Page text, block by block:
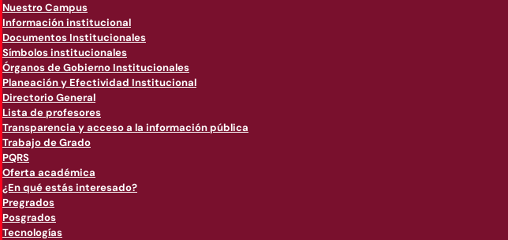
Nuestro Campus
Información institucional
Documentos Institucionales
Símbolos institucionales
Órganos de Gobierno Institucionales
Planeación y Efectividad Institucional
Directorio General
Lista de profesores
Transparencia y acceso a la información pública
Trabajo de Grado
PQRS
Oferta académica
¿En qué estás interesado?
Pregrados
Posgrados
Tecnologías